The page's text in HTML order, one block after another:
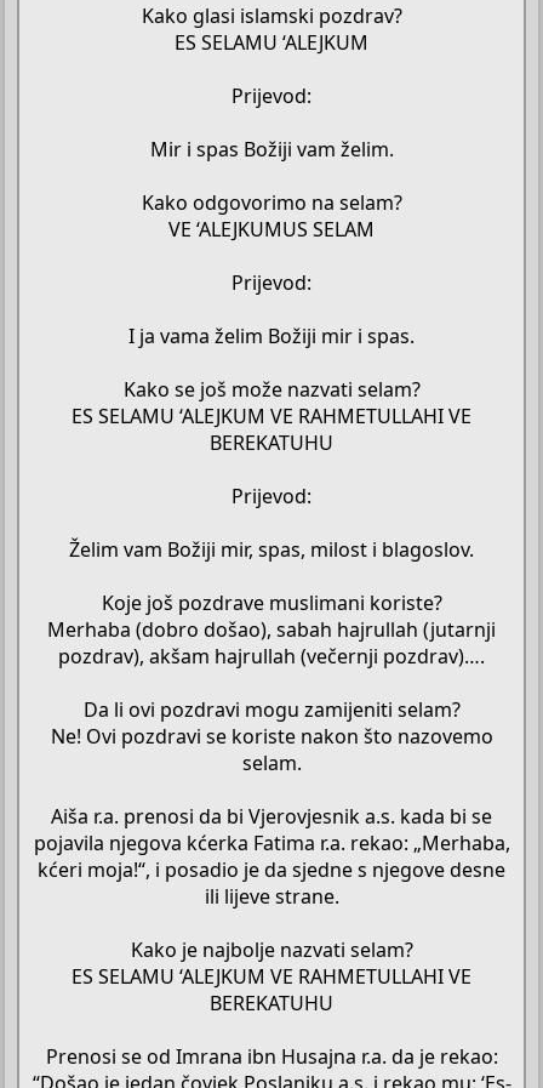
Kako glasi islamski pozdrav?
ES SELAMU ‘ALEJKUM
Prijevod:
Mir i spas Božiji vam želim.
Kako odgovorimo na selam?
VE ‘ALEJKUMUS SELAM
Prijevod:
I ja vama želim Božiji mir i spas.
Kako se još može nazvati selam?
ES SELAMU ‘ALEJKUM VE RAHMETULLAHI VE
BEREKATUHU
Prijevod:
Želim vam Božiji mir, spas, milost i blagoslov.
Koje još pozdrave muslimani koriste?
Merhaba (dobro došao), sabah hajrullah (jutarnji
pozdrav), akšam hajrullah (večernji pozdrav)….
Da li ovi pozdravi mogu zamijeniti selam?
Ne! Ovi pozdravi se koriste nakon što nazovemo
selam.
Aiša r.a. prenosi da bi Vjerovjesnik a.s. kada bi se
pojavila njegova kćerka Fatima r.a. rekao: „Merhaba,
kćeri moja!“, i posadio je da sjedne s njegove desne
ili lijeve strane.
Kako je najbolje nazvati selam?
ES SELAMU ‘ALEJKUM VE RAHMETULLAHI VE
BEREKATUHU
Prenosi se od Imrana ibn Husajna r.a. da je rekao:
“Došao je jedan čovjek Poslaniku a.s. i rekao mu: ‘Es-